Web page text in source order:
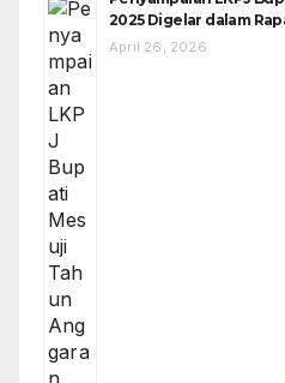
2025 Digelar dalam
April 26, 2026